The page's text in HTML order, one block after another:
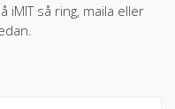
iMIT så ring, maila eller